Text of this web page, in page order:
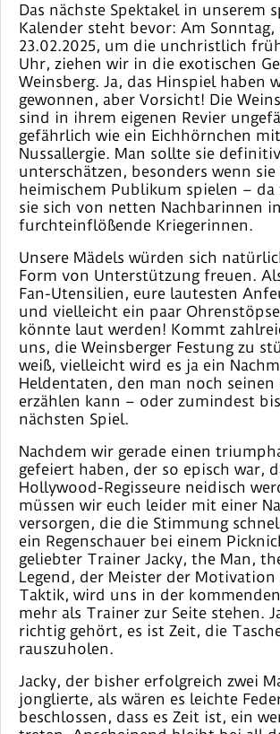
Das nächste Spektakel in unserem
Kalender steht bevor: Am Sonntag,
23.02.2025, um die unchristlich
Uhr, ziehen wir in die exotischen
Weinsberg. Ja, das Hinspiel haben
gewonnen, aber Vorsicht! Die
sind in ihrem eigenen Revier
gefährlich wie ein Eichhörnchen
Nussallergie. Man sollte sie
unterschätzen, besonders wenn
heimischem Publikum spielen – da
sie sich von netten Nachbarinnen in
furchteinflößende Kriegerinnen.
Unsere Mädels würden sich
Form von Unterstützung freuen.
Fan-Utensilien, eure lautesten
und vielleicht ein paar
könnte laut werden! Kommt
uns, die Weinsberger Festung zu
weiß, vielleicht wird es ja ein
Heldentaten, den man noch seinen
erzählen kann – oder zumindest
nächsten Spiel.
Nachdem wir gerade einen
gefeiert haben, der so episch war,
Hollywood-Regisseure neidisch
müssen wir euch leider mit einer
versorgen, die die Stimmung
ein Regenschauer bei einem
geliebter Trainer Jacky, the Man,
Legend, der Meister der
Taktik, wird uns in der
mehr als Trainer zur Seite stehen.
richtig gehört, es ist Zeit, die
rauszuholen.
Jacky, der bisher erfolgreich zwei
jonglierte, als wären es leichte
beschlossen, dass es Zeit ist, ein